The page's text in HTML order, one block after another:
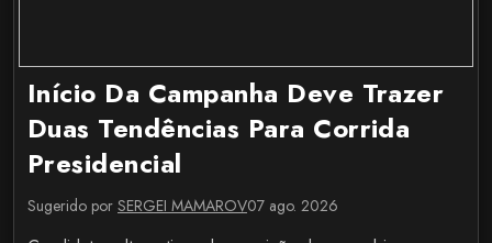
Início Da Campanha Deve Trazer
Duas Tendências Para Corrida
Presidencial
Sugerido por SERGEI MAMAROV07 ago. 2026